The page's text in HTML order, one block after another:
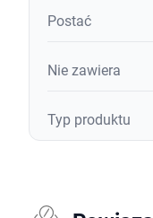
Postać
Nie zawiera
Typ produktu